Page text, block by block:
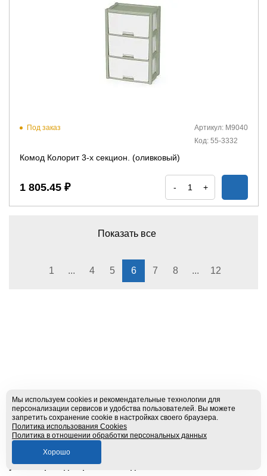
Под заказ
Артикул: М9040
Код: 55-3332
Комод Колорит 3-х секцион. (оливковый)
1 805.45 ₽ - +
Показать все
1 ... 4 5 6 7 8 ... 12
+7 (495) 231-21-77
info@souzplastic.ru
Адрес: 111141, Москва,
ул. 2-й проезд Перова поля, д.2
Мы используем cookies и рекомендательные технологии для
персонализации сервисов и удобства пользователей. Вы можете
запретить сохранение cookie в настройках своего браузера.
Политика использования Cookies
Политика в отношении обработки персональных данных
Хорошо